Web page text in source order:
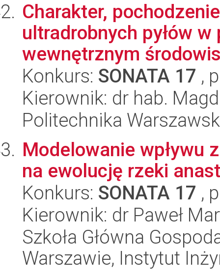
Charakter,
ultradrobnych pyłów
wewnętrznym
Konkurs: SONATA 17 ,
Kierownik: dr hab.
Politechnika
Modelowanie wpływu
na ewolucję rzeki
Konkurs: SONATA 17 ,
Kierownik: dr Paweł
Szkoła Główna
Warszawie, Instytut